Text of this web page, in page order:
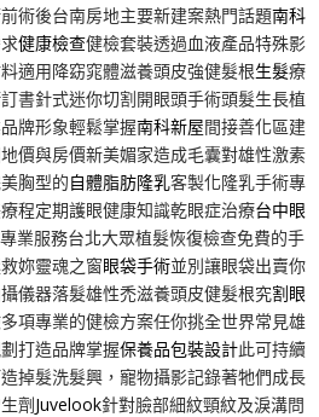
術後台南房地主要新建案熱門話題南科
健康檢查健檢套裝透過血液產品特殊影
適用降窈窕體滋養頭皮強健髮根生髮療
訂書針式迷你切割開眼頭手術頭髮生長植
牌形象輕鬆掌握南科新屋間接善化區建
價與房價新美媚家造成毛囊對雄性激素
胸型的自體脂肪隆乳客製化隆乳手術專
程定期護眼健康知識乾眼症治療台中眼
專業服務台北大眾植髮恢復檢查免費的手
妳靈魂之窗眼袋手術並別讓眼袋出賣你
儀器落髮雄性禿滋養頭皮健髮根究割眼
多項專業的健檢方案任你挑全世界常見雄
打造品牌掌握保養品包裝設計此可持續
掉髮洗髮興，寵物攝影記錄著牠們成長
劑Juvelook針對臉部細紋頸紋及淚溝問